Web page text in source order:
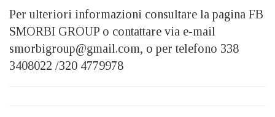
Per ulteriori informazioni consultare la pagina FB
SMORBI GROUP o contattare via e-mail
smorbigroup@gmail.com, o per telefono 338
3408022 /320 4779978